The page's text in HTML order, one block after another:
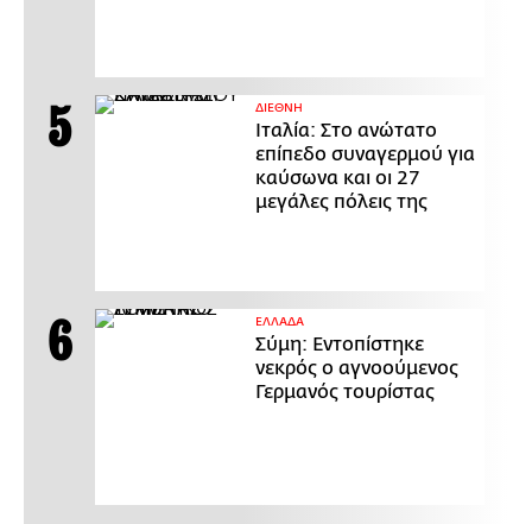
ΔΙΕΘΝΗ
Ιταλία: Στο ανώτατο
επίπεδο συναγερμού για
καύσωνα και οι 27
μεγάλες πόλεις της
ΕΛΛΑΔΑ
Σύμη: Εντοπίστηκε
νεκρός ο αγνοούμενος
Γερμανός τουρίστας